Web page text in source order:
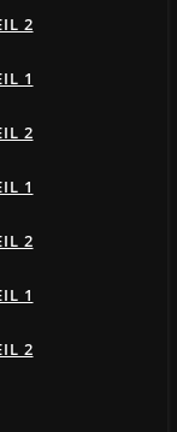
2
1
2
1
2
1
2